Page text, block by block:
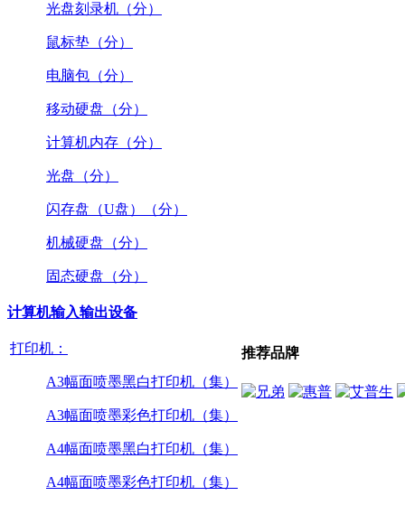
光盘刻录机（分）
鼠标垫（分）
电脑包（分）
移动硬盘（分）
计算机内存（分）
光盘（分）
闪存盘（U盘）（分）
机械硬盘（分）
固态硬盘（分）
计算机输入输出设备
打印机：
A3幅面喷墨黑白打印机（集）
A3幅面喷墨彩色打印机（集）
A4幅面喷墨黑白打印机（集）
A4幅面喷墨彩色打印机（集）
推荐品牌